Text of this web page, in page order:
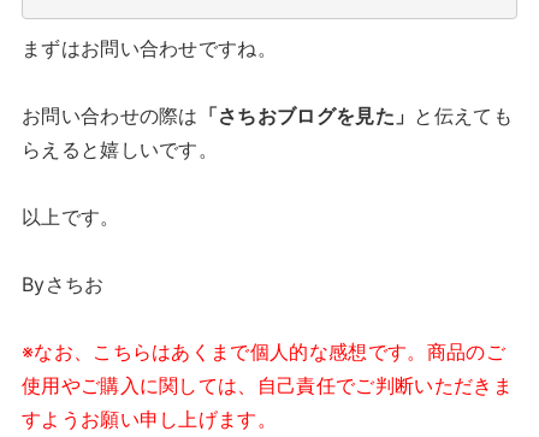
まずはお問い合わせですね。
お問い合わせの際は 「さちおブログを見た」 と伝えても
らえると嬉しいです。
以上です。
Byさちお
※なお、こちらはあくまで個人的な感想です。商品のご
使用やご購入に関しては、自己責任でご判断いただきま
すようお願い申し上げます。